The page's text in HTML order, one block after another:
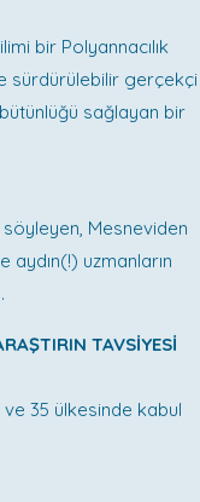
bir Polyannacılık
sürdürülebilir gerçekçi
sağlayan bir
söyleyen, Mesneviden
aydın(!) uzmanların
TAVSİYESİ
ve 35 ülkesinde kabul